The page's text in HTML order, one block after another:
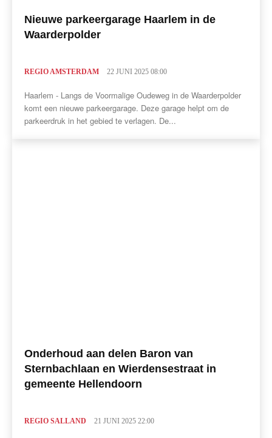
Nieuwe parkeergarage Haarlem in de
Waarderpolder
REGIO AMSTERDAM 22 JUNI 2025 08:00
Haarlem - Langs de Voormalige Oudeweg in de Waarderpolder
komt een nieuwe parkeergarage. Deze garage helpt om de
parkeerdruk in het gebied te verlagen. De...
Onderhoud aan delen Baron van
Sternbachlaan en Wierdensestraat in
gemeente Hellendoorn
REGIO SALLAND 21 JUNI 2025 22:00